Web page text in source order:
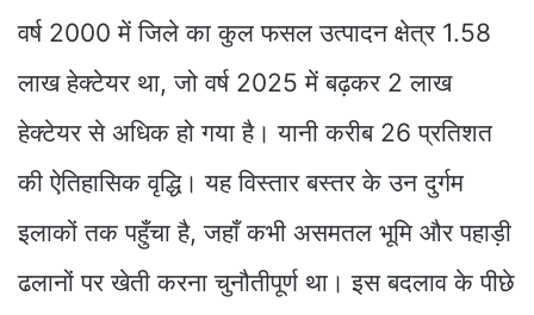
वर्ष 2000 में जिले का कुल फसल उत्पादन क्षेत्र 1.58
लाख हेक्टेयर था, जो वर्ष 2025 में बढ़कर 2 लाख
हेक्टेयर से अधिक हो गया है। यानी करीब 26 प्रतिशत
की ऐतिहासिक वृद्धि। यह विस्तार बस्तर के उन दुर्गम
इलाकों तक पहुँचा है, जहाँ कभी असमतल भूमि और पहाड़ी
ढलानों पर खेती करना चुनौतीपूर्ण था। इस बदलाव के पीछे